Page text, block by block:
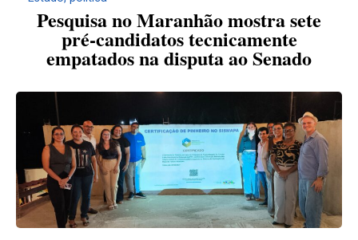
Pesquisa no Maranhão mostra sete
pré-candidatos tecnicamente
empatados na disputa ao Senado